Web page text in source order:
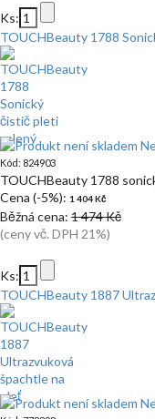
Ks:
TOUCHBeauty 1788
Kód: 824903
TOUCHBeauty 1788
Cena (-5%): 1 404 Kč
Běžná cena: 1 474 Kč
(ceny vč. DPH 21%)
Ks:
TOUCHBeauty 1887